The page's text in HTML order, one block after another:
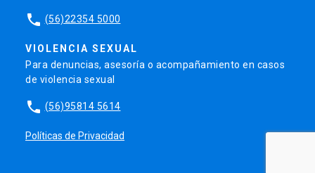
phone (56)22354 5000
VIOLENCIA SEXUAL
Para denuncias, asesoría o acompañamiento en casos
de violencia sexual
phone (56)95814 5614
Políticas de Privacidad